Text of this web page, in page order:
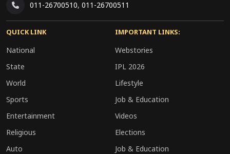
सुनील बंसल के राजनीतिक महत्व में कमी का संकेत नहीं
माना जा रहा, बल्कि इसे संगठन में संभावित बड़ी जिम्मेदारी
की तैयारी के रूप में देखा जा रहा है। आने वाले वर्षों में
भाजपा के संगठनात्मक ढांचे में होने वाले बदलाव इस चर्चा
011-26700510, 011-26700511
QUICK LINK
National
State
World
Sports
Entertainment
Religious
Auto
IMPORTANT LINKS:
Webstories
IPL 2026
Lifestyle
Job & Education
Videos
Elections
Job & Education